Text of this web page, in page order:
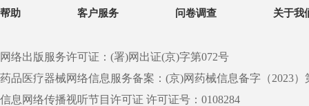
帮助 客户服务 问卷调查 关于我
网络出版服务许可证：(署)网出证(京)字第072号
药品医疗器械网络信息服务备案：(京)网药械信息备字（2023）
信息网络传播视听节目许可证 许可证号：0108284